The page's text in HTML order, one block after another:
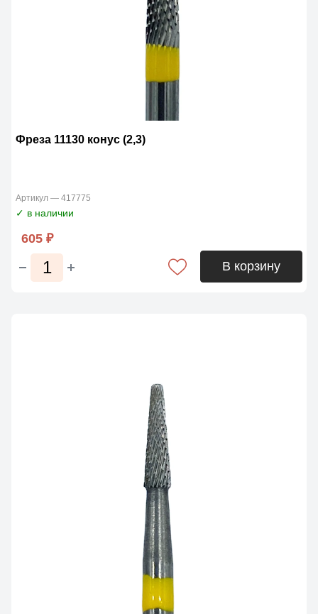
Фреза 11130 конус (2,3)
Артикул — 417775
✓ в наличии
605 ₽
В корзину